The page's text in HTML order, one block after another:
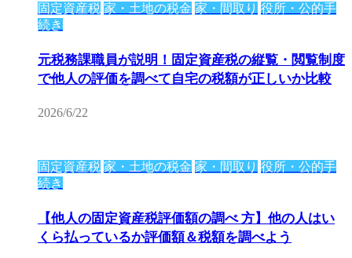
固定資産税 家・土地の税金 家・間取り 役所・公的手
続き
元税務課職員が説明！固定資産税の縦覧・閲覧制度
で他人の評価を調べて自宅の税額が正しいか比較
2026/6/22
固定資産税 家・土地の税金 家・間取り 役所・公的手
続き
【他人の固定資産税評価額の調べ 方】他の人はい
くら払っているか評価額＆税額を調べよう